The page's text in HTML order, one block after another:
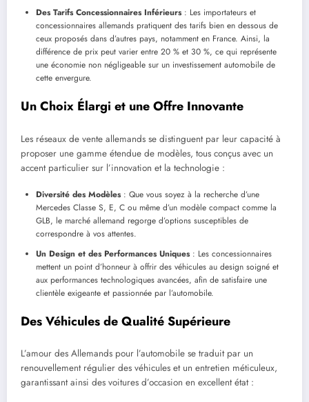
Des Tarifs Concessionnaires Inférieurs: Les importateurs et
concessionnaires allemands pratiquent des tarifs bien en dessous de
ceux proposés dans d’autres pays, notamment en France. Ainsi, la
différence de prix peut varier entre 20 % et 30 %, ce qui représente
une économie non négligeable sur un investissement automobile de
cette envergure.
Un Choix Élargi et une Offre Innovante
Les réseaux de vente allemands se distinguent par leur capacité à
proposer une gamme étendue de modèles, tous conçus avec un
accent particulier sur l’innovation et la technologie :
Diversité des Modèles: Que vous soyez à la recherche d’une
Mercedes Classe S, E, C ou même d’un modèle compact comme la
GLB, le marché allemand regorge d’options susceptibles de
correspondre à vos attentes.
Un Design et des Performances Uniques: Les concessionnaires
mettent un point d’honneur à offrir des véhicules au design soigné et
aux performances technologiques avancées, afin de satisfaire une
clientèle exigeante et passionnée par l’automobile.
Des Véhicules de Qualité Supérieure
L’amour des Allemands pour l’automobile se traduit par un
renouvellement régulier des véhicules et un entretien méticuleux,
garantissant ainsi des voitures d’occasion en excellent état :